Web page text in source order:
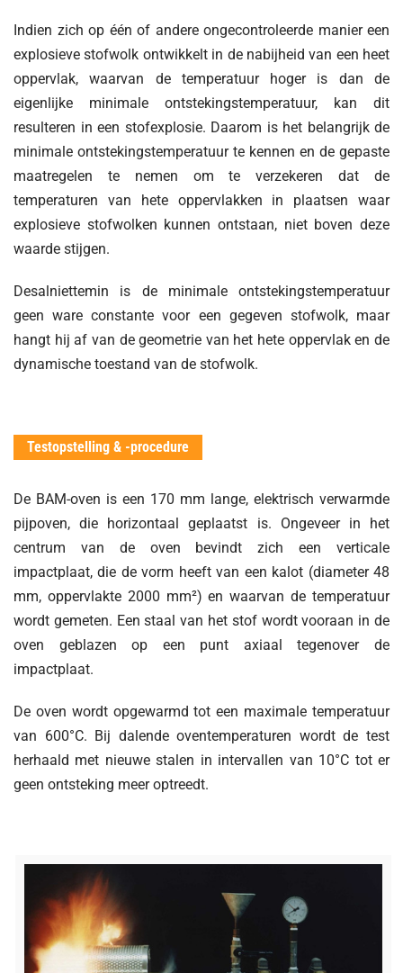
Indien zich op één of andere ongecontroleerde manier een
explosieve stofwolk ontwikkelt in de nabijheid van een heet
oppervlak, waarvan de temperatuur hoger is dan de
eigenlijke minimale ontstekingstemperatuur, kan dit
resulteren in een stofexplosie. Daarom is het belangrijk de
minimale ontstekingstemperatuur te kennen en de gepaste
maatregelen te nemen om te verzekeren dat de
temperaturen van hete oppervlakken in plaatsen waar
explosieve stofwolken kunnen ontstaan, niet boven deze
waarde stijgen.
Desalniettemin is de minimale ontstekingstemperatuur
geen ware constante voor een gegeven stofwolk, maar
hangt hij af van de geometrie van het hete oppervlak en de
dynamische toestand van de stofwolk.
Testopstelling & -procedure
De BAM-oven is een 170 mm lange, elektrisch verwarmde
pijpoven, die horizontaal geplaatst is. Ongeveer in het
centrum van de oven bevindt zich een verticale
impactplaat, die de vorm heeft van een kalot (diameter 48
mm, oppervlakte 2000 mm²) en waarvan de temperatuur
wordt gemeten. Een staal van het stof wordt vooraan in de
oven geblazen op een punt axiaal tegenover de
impactplaat.
De oven wordt opgewarmd tot een maximale temperatuur
van 600°C. Bij dalende oventemperaturen wordt de test
herhaald met nieuwe stalen in intervallen van 10°C tot er
geen ontsteking meer optreedt.